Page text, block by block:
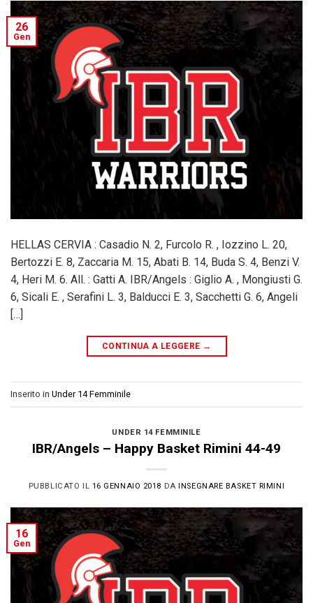
26
Gen
HELLAS CERVIA : Casadio N. 2, Furcolo R. , Iozzino L. 20,
Bertozzi E. 8, Zaccaria M. 15, Abati B. 14, Buda S. 4, Benzi V.
4, Heri M. 6. All. : Gatti A. IBR/Angels : Giglio A. , Mongiusti G.
6, Sicali E. , Serafini L. 3, Balducci E. 3, Sacchetti G. 6, Angeli
[…]
CONTINUA A LEGGERE →
Inserito in Under 14 Femminile
UNDER 14 FEMMINILE
IBR/Angels – Happy Basket Rimini 44-49
PUBBLICATO IL 16 GENNAIO 2018 DAINSEGNARE BASKET RIMINI
16
Gen